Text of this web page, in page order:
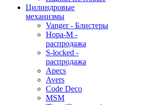
Цилиндровые
механизмы
Vanger - Блистеры
Нора-М -
распродажа
S-locked -
распродажа
Apecs
Avers
Code Deco
MSM